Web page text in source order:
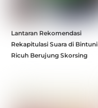
Lantaran Rekomendasi
Rekapitulasi Suara di Bintuni
Ricuh Berujung Skorsing